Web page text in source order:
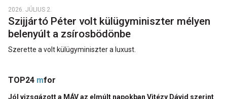
2026. JÚLIUS 2.
Szijjártó Péter volt külügyminiszter mélyen
belenyúlt a zsírosbödönbe
Szerette a volt külügyminiszter a luxust.
TOP24 mfor
Jól vizsgázott a MÁV az elmúlt napokban Vitézy Dávid szerint